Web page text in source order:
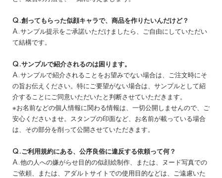
Q.創ってもらった似顔キャラで、商品を作りたいんだけど？
A.サンプル提示をご承諾いただけましたら、ご自由にしていただい
て結構です。
Q.サンプルで紹介されるのは困ります。
A.サンプルで紹介されることをお望みでない場合は、ご注文時にそ
の旨お伝えください。特にご要望がない場合は、サンプルとして紹
介することにご同意いただいたと判断させていただきます。
※お名前などの個人情報に関わる情報は、一切公開しませんので、ご
安心くださいませ。スタンプの印面など、お名前が載っている場合
は、その部分を削って公開させていただきます。
Q.ご利用規約にある、公序良俗に違反する依頼って何？
A.他の人への嫌がらせ目的の似顔絵制作、または、ヌード写真での
ご依頼、または、アダルトサイトでの使用目的などは、ご遠慮いた